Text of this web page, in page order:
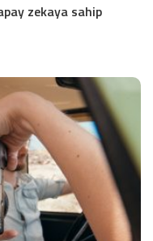
zekaya sahip